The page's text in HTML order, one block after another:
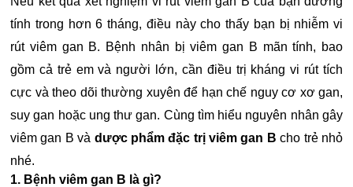
tính trong hơn 6 tháng, điều này cho thấy bạn bị nhiễm vi
rút viêm gan B. Bệnh nhân bị viêm gan B mãn tính, bao
gồm cả trẻ em và người lớn, cần điều trị kháng vi rút tích
cực và theo dõi thường xuyên để hạn chế nguy cơ xơ gan,
suy gan hoặc ung thư gan. Cùng tìm hiểu nguyên nhân gây
viêm gan B và dược phẩm đặc trị viêm gan B cho trẻ nhỏ
nhé.
1. Bệnh viêm gan B là gì?